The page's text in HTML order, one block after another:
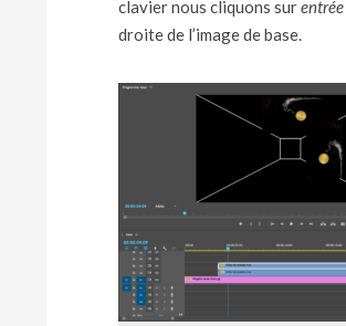
clavier nous cliquons surentrée
droite de l’image de base.